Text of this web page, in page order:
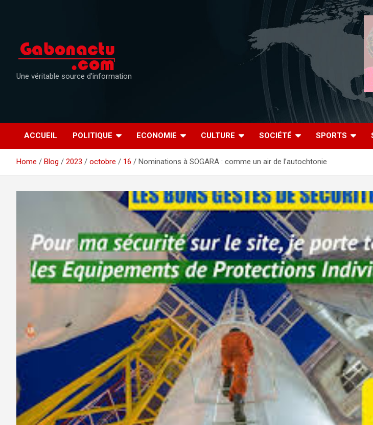
Une véritable source d'information
ACCUEIL POLITIQUE ECONOMIE CULTURE SOCIÉTÉ SPORTS
Home Blog 2023 octobre 16 Nominations à SOGARA : comme un air de l’autochtonie